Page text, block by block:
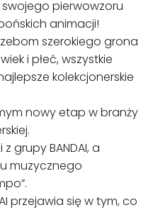
pierwowzoru
animacji!
szerokiego grona
i płeć, wszystkie
kolekcjonerskie
nowy etap w branży
z grupy BANDAI, a
muzycznego
przejawia się w tym, co